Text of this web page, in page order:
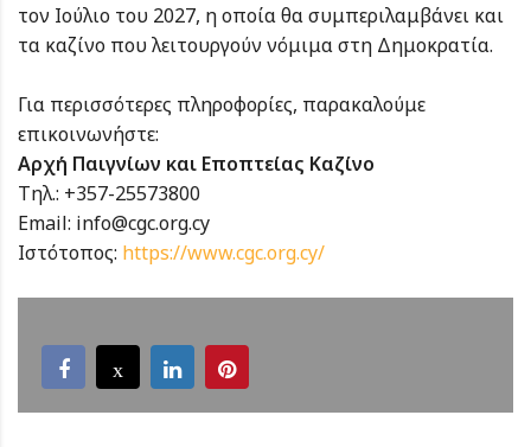
τον Ιούλιο του 2027, η οποία θα συμπεριλαμβάνει και
τα καζίνο που λειτουργούν νόμιμα στη Δημοκρατία.
Για περισσότερες πληροφορίες, παρακαλούμε
επικοινωνήστε:
Αρχή Παιγνίων και Εποπτείας Καζίνο
Τηλ.: +357-25573800
Email: info@cgc.org.cy
Ιστότοπος: https://www.cgc.org.cy/